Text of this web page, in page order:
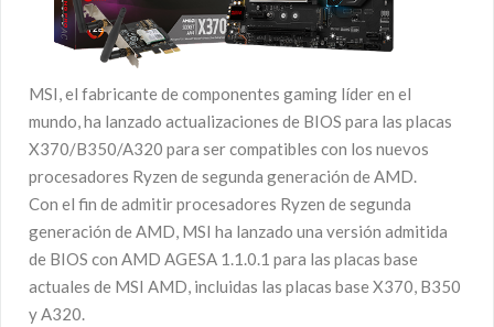
MSI, el fabricante de componentes gaming líder en el
mundo, ha lanzado actualizaciones de BIOS para las placas
X370/B350/A320 para ser compatibles con los nuevos
procesadores Ryzen de segunda generación de AMD.
Con el fin de admitir procesadores Ryzen de segunda
generación de AMD, MSI ha lanzado una versión admitida
de BIOS con AMD AGESA 1.1.0.1 para las placas base
actuales de MSI AMD, incluidas las placas base X370, B350
y A320.